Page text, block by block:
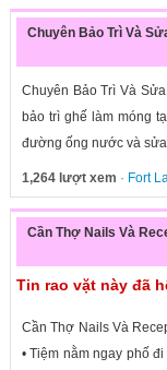
Chuyên Bảo Trì Và
Chuyên Bảo Trì Và
bảo trì ghế làm móng
đường ống nước và
1,264 lượt xem · Fort
Cần Thợ Nails Và
Tin rao vặt này đã
Cần Thợ Nails Và
• Tiệm nằm ngay phố